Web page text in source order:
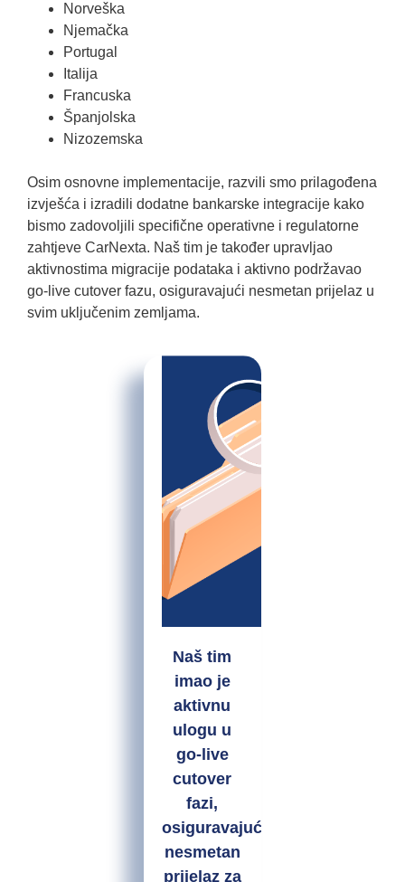
Norveška
Njemačka
Portugal
Italija
Francuska
Španjolska
Nizozemska
Osim osnovne implementacije, razvili smo prilagođena
izvješća i izradili dodatne bankarske integracije kako
bismo zadovoljili specifične operativne i regulatorne
zahtjeve CarNexta. Naš tim je također upravljao
aktivnostima migracije podataka i aktivno podržavao
go-live cutover fazu, osiguravajući nesmetan prijelaz u
svim uključenim zemljama.
Naš tim
imao je
aktivnu
ulogu u
go-live
cutover
fazi,
osiguravajući
nesmetan
prijelaz za